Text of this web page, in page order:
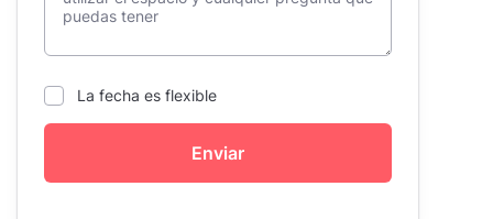
La fecha es flexible
Enviar